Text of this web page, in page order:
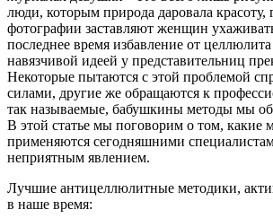
люди, которым природа даровала красоту,
фотографии заставляют женщин
последнее время избавление от
навязчивой идеей у представительниц
Некоторые пытаются с этой проблемой
силами, другие же обращаются к
так называемые, бабушкины методы мы
В этой статье мы поговорим о том, какие
применяются сегодняшними
неприятным явлением.
Лучшие антицеллюлитные методики,
в наше время: